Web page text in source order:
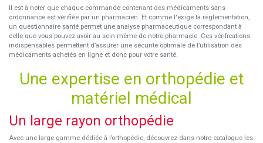
Il est à noter que chaque commande contenant des médicaments sans
ordonnance est vérifiée par un pharmacien. Et comme l'exige la réglementation,
un questionnaire santé permet une analyse pharmaceutique correspondant à
celle que vous pouvez avoir au sein même de notre pharmacie. Ces vérifications
indispensables permettent d’assurer une sécurité optimale de l’utilisation des
médicaments achetés en ligne et donc pour votre santé.
Une expertise en orthopédie et
matériel médical
Un large rayon orthopédie
Avec une large gamme dédiée à l’orthopédie, découvrez dans notre catalogue les